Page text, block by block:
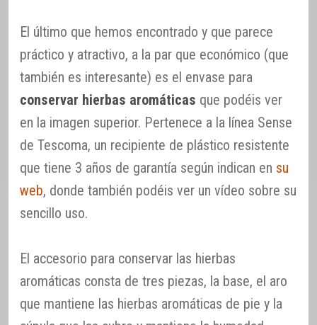
El último que hemos encontrado y que parece
práctico y atractivo, a la par que económico (que
también es interesante) es el envase para
conservar hierbas aromáticas que podéis ver
en la imagen superior. Pertenece a la línea Sense
de Tescoma, un recipiente de plástico resistente
que tiene 3 años de garantía según indican en su
web, donde también podéis ver un vídeo sobre su
sencillo uso.
El accesorio para conservar las hierbas
aromáticas consta de tres piezas, la base, el aro
que mantiene las hierbas aromáticas de pie y la